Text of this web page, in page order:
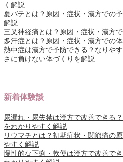
く解説
夏バテとは？原因・症状・漢方での
解説
三叉神経痛とは？原因・症状・漢方
多汗症とは？原因・症状・漢方での
熱中症は漢方で予防できる？なりや
さに負けない体づくりを解説
新着体験談
尿漏れ・尿失禁は漢方で改善できる
をわかりやすく解説
リウマチとは？初期症状・関節痛の
やすく解説
慢性的な下痢・軟便は漢方で改善で